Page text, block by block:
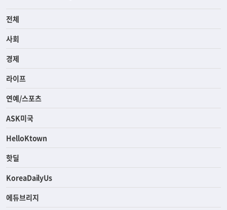
전체
사회
경제
라이프
연예/스포츠
ASK미국
HelloKtown
핫딜
KoreaDailyUs